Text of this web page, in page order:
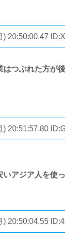
) 20:50:00.47
はつぶれた方が
) 20:51:57.80
アジア人を使っ
) 20:50:04.55